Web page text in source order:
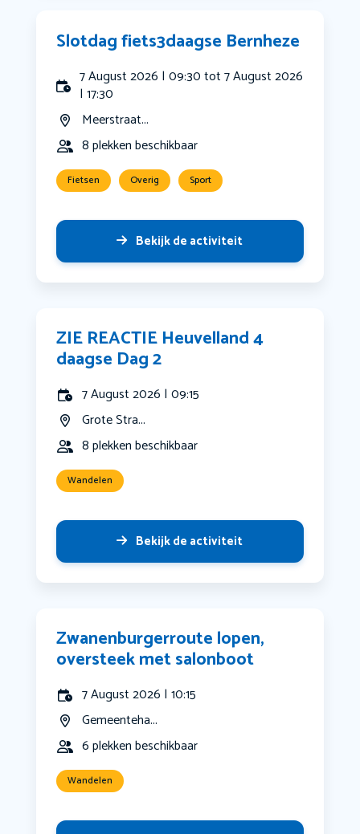
Slotdag fiets3daagse Bernheze
7 August 2026 | 09:30 tot 7 August 2026
| 17:30
Meerstraat...
8 plekken beschikbaar
Fietsen Overig Sport
Bekijk de activiteit
ZIE REACTIE Heuvelland 4
daagse Dag 2
7 August 2026 | 09:15
Grote Stra...
8 plekken beschikbaar
Wandelen
Bekijk de activiteit
Zwanenburgerroute lopen,
oversteek met salonboot
7 August 2026 | 10:15
Gemeenteha...
6 plekken beschikbaar
Wandelen